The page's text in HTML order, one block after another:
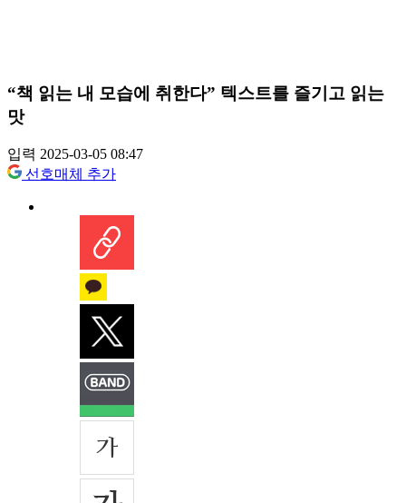
“책 읽는 내 모습에 취한다” 텍스트를 즐기고 읽는
맛
입력 2025-03-05 08:47
선호매체 추가